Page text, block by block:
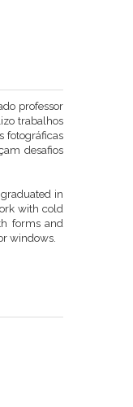
professor
trabalhos
fotográficas
desafios
in
with cold
forms and
windows.